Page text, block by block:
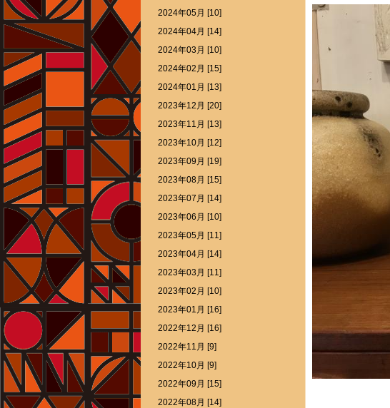
2024年05月 [10]
2024年04月 [14]
2024年03月 [10]
2024年02月 [15]
2024年01月 [13]
2023年12月 [20]
2023年11月 [13]
2023年10月 [12]
2023年09月 [19]
2023年08月 [15]
2023年07月 [14]
2023年06月 [10]
2023年05月 [11]
2023年04月 [14]
2023年03月 [11]
2023年02月 [10]
2023年01月 [16]
2022年12月 [16]
2022年11月 [9]
2022年10月 [9]
2022年09月 [15]
2022年08月 [14]